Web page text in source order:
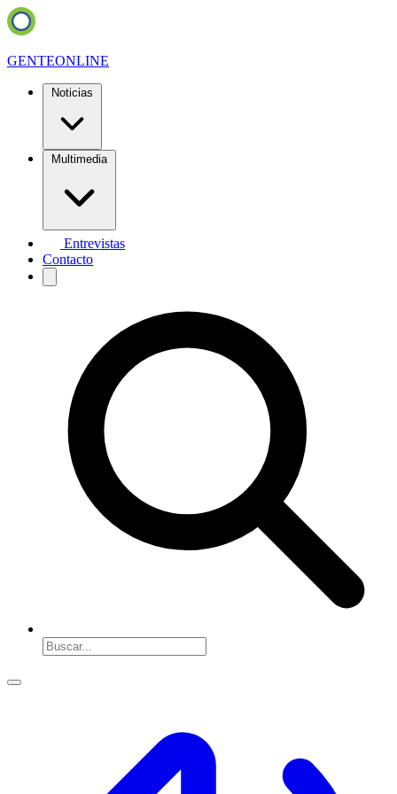
GENTEONLINE
Noticias
Multimedia
Entrevistas
Contacto